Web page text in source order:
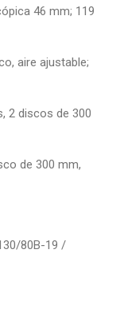
46 mm; 119
aire ajustable;
2 discos de 300
de 300 mm,
80B-19 /